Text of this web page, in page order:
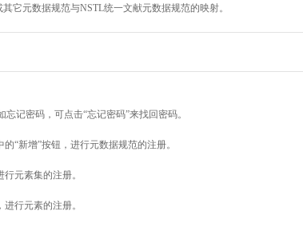
它元数据规范与NSTL统一文献元数据规范的映射。
记密码，可点击“忘记密码”来找回密码。
“新增”按钮，进行元数据规范的注册。
元素集的注册。
行元素的注册。